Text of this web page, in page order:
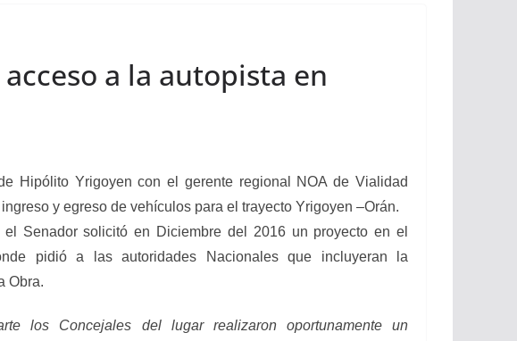
a la autopista en
Hipólito Yrigoyen con el gerente regional NOA de Vialidad
y egreso de vehículos para el trayecto Yrigoyen –Orán.
el Senador solicitó en Diciembre del 2016 un proyecto en el
pidió a lasautoridades Nacionales que incluyeran la
Obra.
los Concejales del lugar realizaron oportunamente un